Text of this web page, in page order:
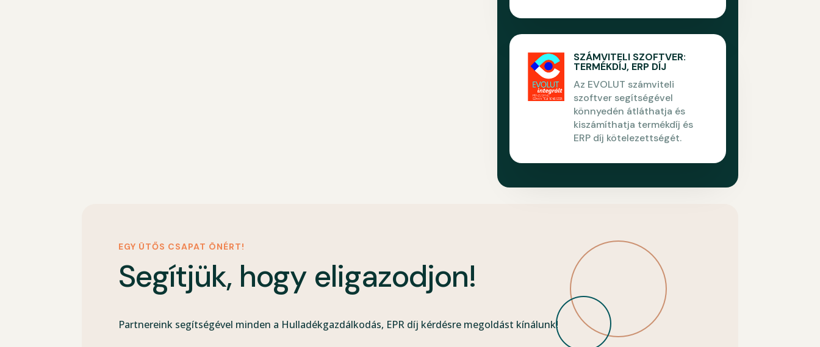
SZÁMVITELI SZOFTVER:
TERMÉKDÍJ, ERP DÍJ
Az EVOLUT számviteli
szoftver segítségével
könnyedén átláthatja és
kiszámíthatja termékdíj és
ERP díj kötelezettségét.
EGY ÜTŐS CSAPAT ÖNÉRT!
Segítjük, hogy eligazodjon!
Partnereink segítségével minden a Hulladékgazdálkodás, EPR díj kérdésre megoldást kínálunk!